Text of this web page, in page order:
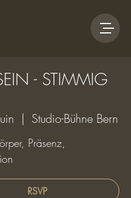
- STIMMIG
  |
Studio-Bühne Bern
Präsenz,
RSVP